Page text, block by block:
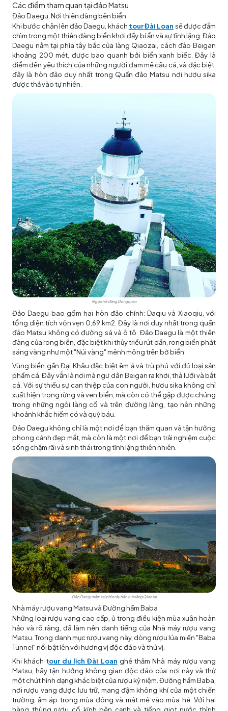
Các điểm tham quan tại đảo Matsu
Đảo Daegu: Nơi thiên đàng bên biển
Khi bước chân lên đảo Daegu, khách tour Đài Loan sẽ được đắm
chìm trong một thiên đàng biển khơi đầy bí ẩn và sự tĩnh lặng. Đảo
Daegu nằm tại phía tây bắc của làng Qiaozai, cách đảo Beigan
khoảng 200 mét, được bao quanh bởi biển xanh biếc. Đây là
điểm đến yêu thích của những người đam mê câu cá, và đặc biệt,
đây là hòn đảo duy nhất trong Quần đảo Matsu nơi hươu sika
được thả vào tự nhiên.
Ngọn hải đăng Dongquan
Đảo Daegu bao gồm hai hòn đảo chính: Daqiu và Xiaoqiu, với
tổng diện tích vỏn vẹn 0,69 km2. Đây là nơi duy nhất trong quần
đảo Matsu không có đường sá và ô tô. Đảo Daegu là một thiên
đàng của rong biển, đặc biệt khi thủy triều rút dần, rong biển phát
sáng vàng như một "Núi vàng" mênh mông trên bờ biển.
Vùng biển gần Đại Khâu đặc biệt êm ả và trù phú với đủ loại sản
phẩm cá. Đây vẫn là nơi mà ngư dân Beigan ra khơi, thả lưới và bắt
cá. Với sự thiếu sự can thiệp của con người, hươu sika không chỉ
xuất hiện trong rừng và ven biển, mà còn có thể gặp được chúng
trong những ngôi làng cổ và trên đường làng, tạo nên những
khoảnh khắc hiếm có và quý báu.
Đảo Daegu không chỉ là một nơi để bạn thăm quan và tận hưởng
phong cảnh đẹp mắt, mà còn là một nơi để bạn trải nghiệm cuộc
sống chậm rãi và sinh thái trong tĩnh lặng thiên nhiên.
Đảo Daegu nằm tại phía tây bắc của làng Qiaozai
Nhà máy rượu vang Matsu và Đường hầm Baba
Những loại rượu vang cao cấp, ủ trong điều kiện mùa xuân hoàn
hảo và rõ ràng, đã làm nên danh tiếng của Nhà máy rượu vang
Matsu. Trong danh mục rượu vang này, dòng rượu lúa miến "Baba
Tunnel" nổi bật lên với hương vị độc đáo và thú vị.
Khi khách tour du lịch Đài Loan ghé thăm Nhà máy rượu vang
Matsu, hãy tận hưởng không gian độc đáo của nơi này và thử
một chút hình dạng khác biệt của rượu kỷ niệm. Đường hầm Baba,
nơi rượu vang được lưu trữ, mang đậm không khí của một chiến
trường, ấm áp trong mùa đông và mát mẻ vào mùa hè. Với hai